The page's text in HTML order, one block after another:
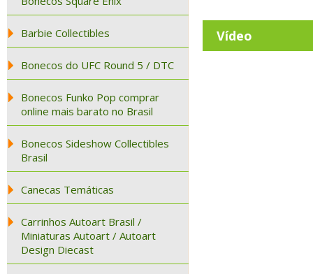
Barbie Collectibles
Bonecos do UFC Round 5 / DTC
Bonecos Funko Pop comprar
online mais barato no Brasil
Bonecos Sideshow Collectibles
Brasil
Canecas Temáticas
Carrinhos Autoart Brasil /
Miniaturas Autoart / Autoart
Design Diecast
Vídeo